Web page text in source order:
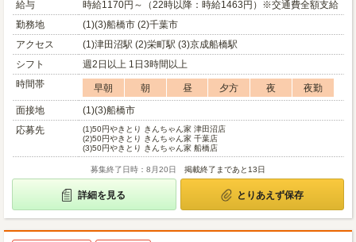
給与
時給1170円～（22時以降：時給1463円）※交通費全額支給
勤務地
(1)(3)船橋市 (2)千葉市
アクセス
(1)津田沼駅 (2)栄町駅 (3)京成船橋駅
シフト
週2日以上 1日3時間以上
時間帯
早朝 朝 昼 夕方 夜
夜勤
面接地
(1)(3)船橋市
応募先
(1)50円やきとり きんちゃん家 津田沼店
(2)50円やきとり きんちゃん家 千葉店
(3)50円やきとり きんちゃん家 船橋店
募集終了日時：8月20日 掲載終了まであと13日
詳細を見る とりあえず保存